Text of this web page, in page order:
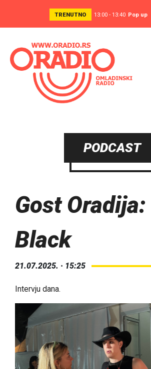
TRENUTNO 13:00 - 13:40 Pop up
PODCAST
Gost
Black
21.07.2025. · 15:25
Intervju dana.